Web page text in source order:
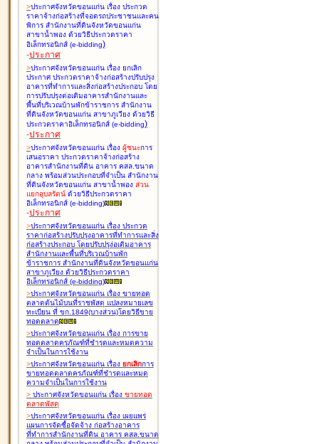
>ประกาศจังหวัดขอนแก่น เรื่อง ประกวด
ราคาจ้างก่อสร้างที่จอดรถประชาชนและคน
พิการ สำนักงานที่ดินจังหวัดขอนแก่น
สาขาน้ำพอง ด้วยวิธีประกวดราคา
อิเล็กทรอนิกส์ (e-bidding)
-ประกาศ
>ประกาศจังหวัดขอนแก่น เรื่อง ยกเลิก
ประกาศ ประกวดราคาจ้างก่อสร้างปรับปรุง
อาคารที่ทำการและสิ่งก่อสร้างประกอบ โดย
การปรับปรุงต่อเติมอาคารสำนักงานและ
พื้นที่บริเวณบ้านพักข้าราชการ สำนักงาน
ที่ดินจังหวัดขอนแก่น สาขาภูเวียง ด้วยวิธี
ประกวดราคาอิเล็กทรอนิกส์ (e-bidding)
-ประกาศ
>ประกาศจังหวัดขอนแก่น เรื่อง ผู้ชนะการ
เสนอราคา ประกวดราคาจ้างก่อสร้าง
อาคารสำนักงานที่ดิน อาคาร คสล.ขนาด
กลาง พร้อมส่วนประกอบที่จำเป็น สำนักงาน
ที่ดินจังหวัดขอนแก่น สาขาน้ำพอง ส่วน
แยกอุบลรัตน์ ด้วยวิธีประกวดราคา
อิเล็กทรอนิกส์ (e-bidding)
-ประกาศ
>ประกาศจังหวัดขอนแก่น เรื่อง ประกวด
ราคาก่อสร้างปรับปรุงอาคารที่ทำการและสิ่ง
ก่อสร้างประกอบ โดยปรับปรุง่อเติมอาคาร
สำนักงานและพื้นที่บริเวณบ้านพัก
ข้าราชการ สำนักงานที่ดินจังหวัดขอนแก่น
สาขาภูเวียง ด้วยวิธีประกวดราคา
อิเล็กทรอนิกส์ (e-bidding)
>ประกาศจังหวัดขอนแก่น เรื่อง ขายทอด
ตลาดต้นไม้บนที่ราชพัสดุ แปลงหมายเลข
ทะเบียน ที่ ขก.1849(บางส่วน)โดยวิธีขาย
ทอดตลาด
>ประกาศจังหวัดขอนแก่น เรื่อง การขาย
ทอดตลาดครุภัณฑ์ที่ชำรุดและหมดความ
จำเป็นในการใช้งาน
>ประกาศจังหวัดขอนแก่น เรื่อง ยกเลิกการ
ขายทอดตลาดครุภัณฑ์ที่ชำรุดและหมด
ความจำเป็นในการใช้งาน
> ประกาศจังหวัดขอนแก่น เรื่อง ขายทอด
ตลาดพัสดุ
>ประกาศจังหวัดขอนแก่น เรื่อง เผยแพร่
แผนการจัดซื้อจัดจ้าง ก่อสร้างอาคาร
ที่ทำการสำนักงานที่ดิน อาคาร คสล.ขนาด